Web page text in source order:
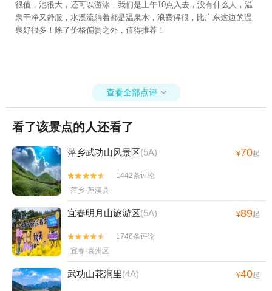
很值，池很大，还可以游泳，我们是上午10点入去，没有什么人，温
泉干净又舒服，水溪流躺着都是温泉水，浪费得很，比广东这边的温
泉好很多！除了价格偏贵之外，值得推荐！
查看全部点评 
看了该景点的人还看了
萍乡武功山风景区(5A) ¥70起


1442条评论
萍乡·芦溪县
宜春明月山旅游区(5A) ¥89起


1746条评论
宜春·袁州区
武功山花涧里(4A) ¥40起